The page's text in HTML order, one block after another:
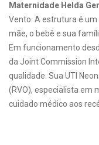
Maternidade Helda
Vento. A estrutura é
mãe, o bebê e sua
Em funcionamento
da Joint Commission
qualidade. Sua UTI
(RVO), especialista em
cuidado médico aos